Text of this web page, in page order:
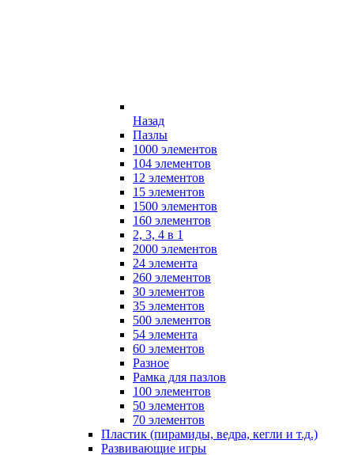
Назад
Пазлы
1000 элементов
104 элементов
12 элементов
15 элементов
1500 элементов
160 элементов
2, 3, 4 в 1
2000 элементов
24 элемента
260 элементов
30 элементов
35 элементов
500 элементов
54 элемента
60 элементов
Разное
Рамка для пазлов
100 элементов
50 элементов
70 элементов
Пластик (пирамиды, ведра, кегли и т.д.)
Развивающие игры